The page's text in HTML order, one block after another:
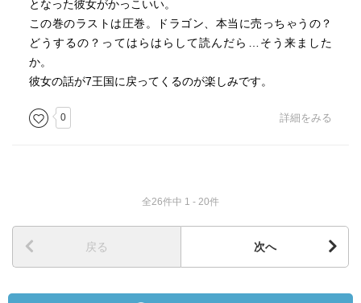
となった彼女がかっこいい。
この巻のラストは圧巻。ドラゴン、本当に売っちゃうの？
どうするの？ってはらはらして読んだら…そう来ました
か。
彼女の話が7王国に戻ってくるのが楽しみです。
0 詳細をみる
全26件中 1 - 20件
戻る 次へ